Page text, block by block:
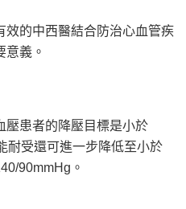
效的中西醫結合防治心血管疾
義。
壓患者的降壓目標是小於
耐受還可進一步降低至小於
90mmHg。